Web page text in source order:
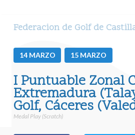
Federacion de Golf de
14 MARZO 15 MARZO
I Puntuable Zonal
Extremadura
Golf, Cáceres
Medal Play (Scratch)